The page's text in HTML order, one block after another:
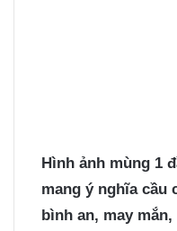
Hình ảnh mùng 1
mang ý nghĩa
bình an, may